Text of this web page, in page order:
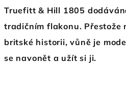
Truefitt & Hill 1805
tradičním flakonu. Přestože
britské historii, vůně je
se navonět a užít si ji.